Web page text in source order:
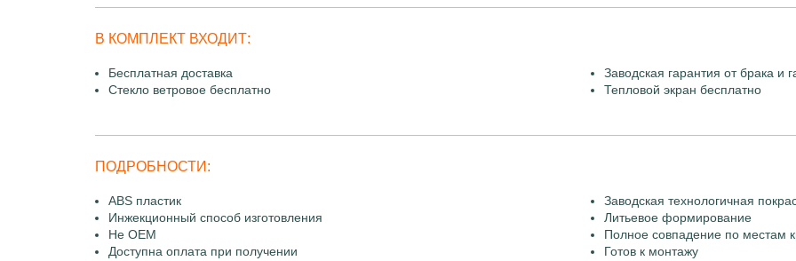
В КОМПЛЕКТ ВХОДИТ:
Бесплатная доставка
Заводская гарантия от брака и
Стекло ветровое бесплатно
Тепловой экран бесплатно
ПОДРОБНОСТИ:
ABS пластик
Заводская технологичная
Инжекционный способ изготовления
Литьевое формирование
Не OEM
Полное совпадение по местам
Доступна оплата при получении
Готов к монтажу